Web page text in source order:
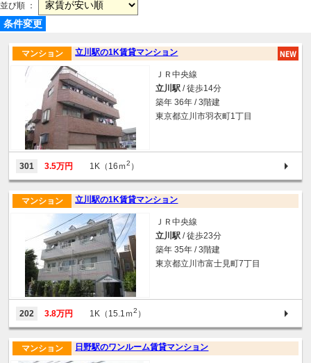
並び順 ：
条件変更
立川駅の1K賃貸マンション
マンション
ＪＲ中央線
立川駅 / 徒歩14分
築年 36年 / 3階建
東京都立川市羽衣町1丁目
301 3.5万円 1K（16ｍ2 ）
立川駅の1K賃貸マンション
マンション
ＪＲ中央線
立川駅 / 徒歩23分
築年 35年 / 3階建
東京都立川市富士見町7丁目
202 3.8万円 1K（15.1ｍ2 ）
日野駅のワンルーム賃貸マンション
マンション